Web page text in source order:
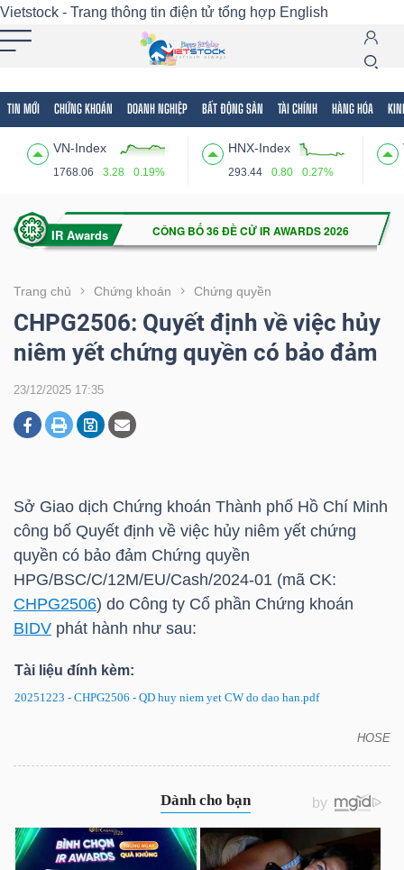
Vietstock - Trang thông tin điện tử tổng hợp English
TIN MỚI CHỨNG KHOÁN DOANH NGHIỆP BẤT ĐỘNG SẢN TÀI CHÍNH HÀNG HÓA
VN-Index
1768.06 3.28 0.19%
HNX-Index
293.44 0.80 0.27%
Trang chủ Chứng khoán Chứng quyền
CHPG2506: Quyết định về việc hủy
niêm yết chứng quyền có bảo đảm
23/12/2025 17:35
Sở Giao dịch Chứng khoán Thành phố Hồ Chí Minh
công bố Quyết định về việc hủy niêm yết chứng
quyền có bảo đảm Chứng quyền
HPG/BSC/C/12M/EU/Cash/2024-01 (mã CK:
CHPG2506) do Công ty Cổ phần Chứng khoán
BIDV phát hành như sau:
Tài liệu đính kèm:
20251223 - CHPG2506 - QD huy niem yet CW do dao han.pdf
HOSE
Tất cả Tính năng Ngành Mã chứng khoán
Tính
(-)
VIETSTOCK
CHỨNG
BẤT
ĐỘNG
SẢN
HÓA